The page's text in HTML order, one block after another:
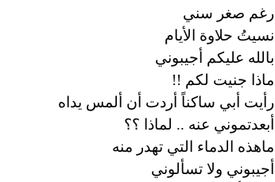
رغم صغر سني
نسيتُ حلاوة الأيام
بالله عليكم أجيبوني
ماذا جنيت لكم !!
رأيت أبي ساكناً أردت أن ألمس يداه
أبعدتموني عنه .. لماذا ؟؟
ماهذه الدماء التي تهدر منه
أجيبوني ولا تسألوني